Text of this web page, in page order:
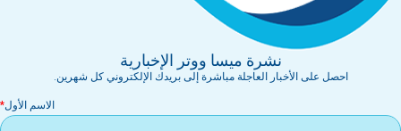
نشرة ميسا ووتر الإخبارية
احصل على الأخبار العاجلة مباشرة إلى بريدك الإلكتروني كل شهرين.
الاسم الأول